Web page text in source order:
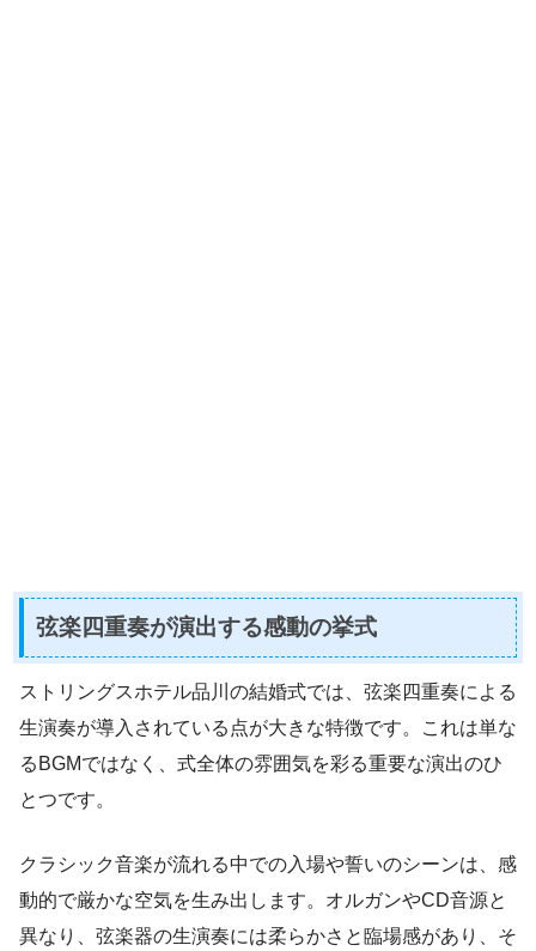
弦楽四重奏が演出する感動の挙式
ストリングスホテル品川の結婚式では、弦楽四重奏による
生演奏が導入されている点が大きな特徴です。これは単な
るBGMではなく、式全体の雰囲気を彩る重要な演出のひ
とつです。
クラシック音楽が流れる中での入場や誓いのシーンは、感
動的で厳かな空気を生み出します。オルガンやCD音源と
異なり、弦楽器の生演奏には柔らかさと臨場感があり、そ